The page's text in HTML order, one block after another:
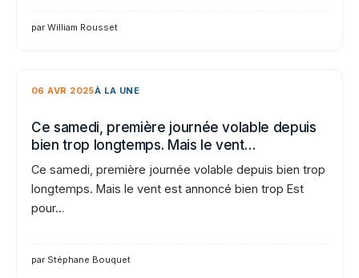
par William Rousset
06 AVR 2025À LA UNE
Ce samedi, première journée volable depuis
bien trop longtemps. Mais le vent…
Ce samedi, première journée volable depuis bien trop
longtemps. Mais le vent est annoncé bien trop Est
pour…
par Stéphane Bouquet